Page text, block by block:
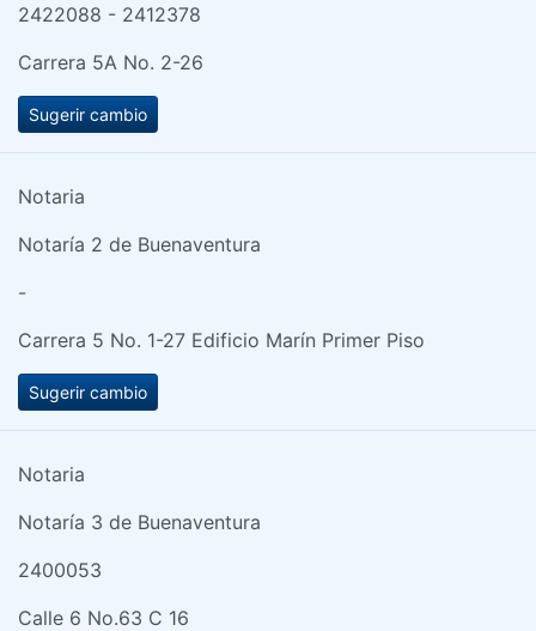
2422088 - 2412378
Carrera 5A No. 2-26
Sugerir cambio
Notaria
Notaría 2 de Buenaventura
-
Carrera 5 No. 1-27 Edificio Marín Primer Piso
Sugerir cambio
Notaria
Notaría 3 de Buenaventura
2400053
Calle 6 No.63 C 16